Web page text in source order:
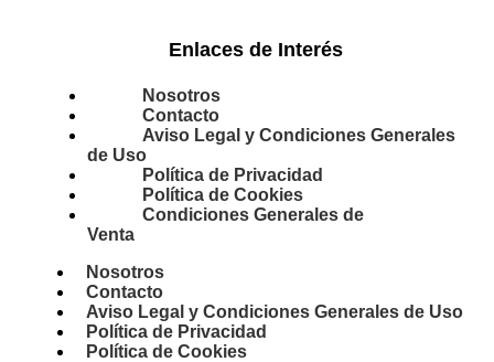
Enlaces de Interés
Nosotros
Contacto
Aviso Legal y Condiciones Generales
de Uso
Política de Privacidad
Política de Cookies
Condiciones Generales de
Venta
Nosotros
Contacto
Aviso Legal y Condiciones Generales de Uso
Política de Privacidad
Política de Cookies